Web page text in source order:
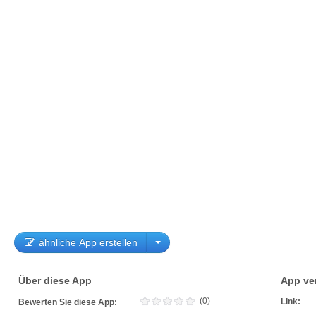
ähnliche App erstellen
Über diese App
Bewerten Sie diese App: (0)
App
Link: